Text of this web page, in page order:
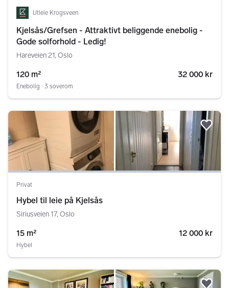
Utleie Krogsveen
Kjelsås/Grefsen - Attraktivt beliggende enebolig -
Gode solforhold - Ledig!
Hareveien 21, Oslo
120 m² 32 000 kr
Enebolig ∙ 3 soverom
Privat
Hybel til leie på Kjelsås
Siriusveien 17, Oslo
15 m² 12 000 kr
Hybel